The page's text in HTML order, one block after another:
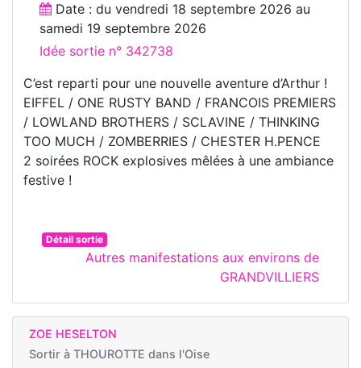
Date : du vendredi 18 septembre 2026 au
samedi 19 septembre 2026
Idée sortie n° 342738
C’est reparti pour une nouvelle aventure d’Arthur !
EIFFEL / ONE RUSTY BAND / FRANCOIS PREMIERS
/ LOWLAND BROTHERS / SCLAVINE / THINKING
TOO MUCH / ZOMBERRIES / CHESTER H.PENCE
2 soirées ROCK explosives mêlées à une ambiance
festive !
Détail sortie
Autres manifestations aux environs de
GRANDVILLIERS
ZOE HESELTON
Sortir à THOUROTTE dans l'Oise